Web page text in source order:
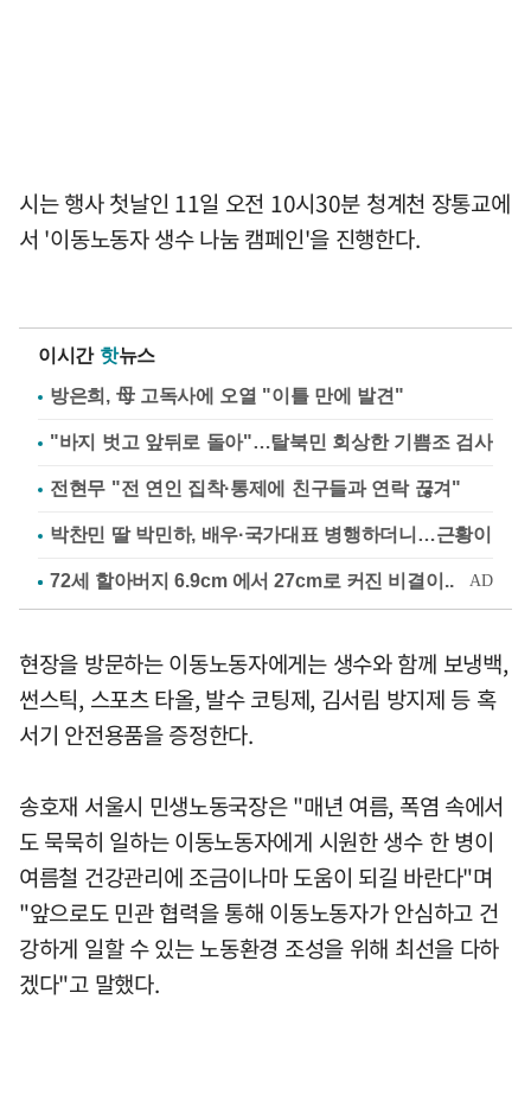
시는 행사 첫날인 11일 오전 10시30분 청계천 장통교에
서 '이동노동자 생수 나눔 캠페인'을 진행한다.
이시간 핫뉴스
방은희, 母 고독사에 오열 "이틀 만에 발견"
"바지 벗고 앞뒤로 돌아"…탈북민 회상한 기쁨조 검사
전현무 "전 연인 집착·통제에 친구들과 연락 끊겨"
박찬민 딸 박민하, 배우·국가대표 병행하더니…근황이
현장을 방문하는 이동노동자에게는 생수와 함께 보냉백,
썬스틱, 스포츠 타올, 발수 코팅제, 김서림 방지제 등 혹
서기 안전용품을 증정한다.
송호재 서울시 민생노동국장은 "매년 여름, 폭염 속에서
도 묵묵히 일하는 이동노동자에게 시원한 생수 한 병이
여름철 건강관리에 조금이나마 도움이 되길 바란다"며
"앞으로도 민관 협력을 통해 이동노동자가 안심하고 건
강하게 일할 수 있는 노동환경 조성을 위해 최선을 다하
겠다"고 말했다.